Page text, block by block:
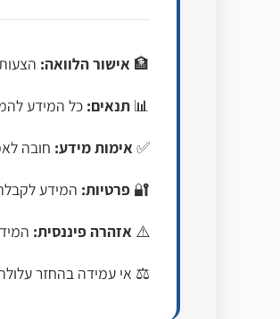
🏦 אישור הלוואה:
📊 תנאים: כל המידע
✅ אימות מידע: חובה
🔐 פרטיות: המידע
⚠️ אזהרה פיננסית:
⚖️ אי עמידה בהחזר עלולה